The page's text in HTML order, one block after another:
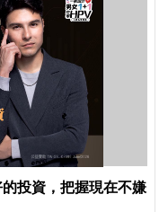
投資，把握現在不嫌